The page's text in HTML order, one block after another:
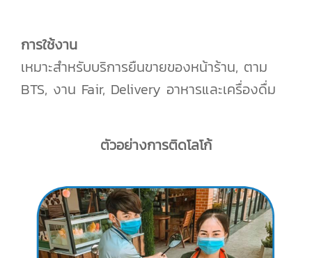
การใช้งาน
เหมาะสำหรับบริการยืนขายของหน้าร้าน, ตาม
BTS, งาน Fair, Delivery อาหารและเครื่องดื่ม
ตัวอย่างการติดโลโก้